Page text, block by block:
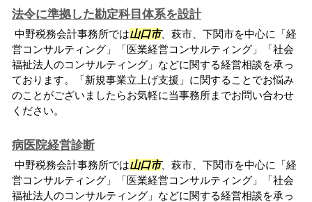
法令に準拠した勘定科目体系を設計
中野税務会計事務所では山口市、萩市、下関市を中心に「経
営コンサルティング」「医業経営コンサルティング」「社会
福祉法人のコンサルティング」などに関する経営相談を承っ
ております。「新規事業立上げ支援」に関することでお悩み
のことがございましたらお気軽に当事務所までお問い合わせ
ください。
病医院経営診断
中野税務会計事務所では山口市、萩市、下関市を中心に「経
営コンサルティング」「医業経営コンサルティング」「社会
福祉法人のコンサルティング」などに関する経営相談を承っ